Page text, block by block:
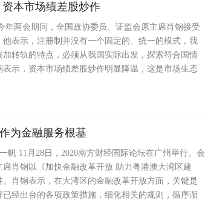
本市场绩差股炒作
年两会期间，全国政协委员、证监会原主席肖钢接受
他表示，注册制并没有一个固定的、统一的模式，我
加转轨的特点，必须从我国实际出发，探索符合国情
表示，资本市场绩差股炒作明显降温，这是市场生态
为金融服务根基
帆 11月28日，2020南方财经国际论坛在广州举行。会
肖钢以《加快金融改革开放 助力粤港澳大湾区建
肖钢表示，在大湾区的金融改革开放方面，关键是
经出台的各项政策措施，细化相关的规则，循序渐